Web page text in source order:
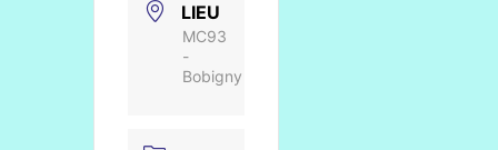
LIEU
MC93
-
Bobigny